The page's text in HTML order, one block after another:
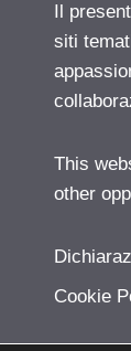
Il
siti
This
other
Cookie